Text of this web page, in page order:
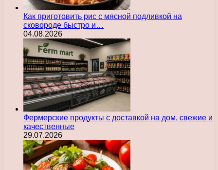
Как приготовить рис с мясной подливкой на
сковороде быстро и…
04.08.2026
Фермерские продукты с доставкой на дом, свежие и
качественные
29.07.2026